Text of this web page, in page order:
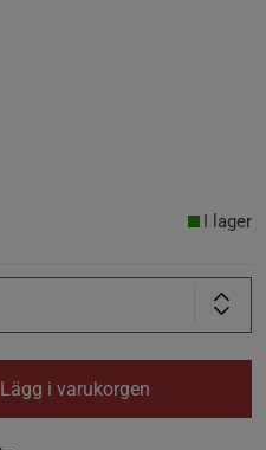
I lager
Lägg i varukorgen